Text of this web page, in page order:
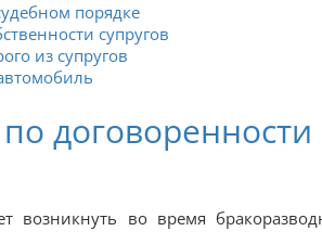
порядке
супругов
из супругов
договоренности
возникнуть во время